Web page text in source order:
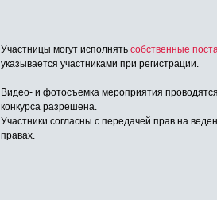
Участницы могут исполнять собственные
указывается участниками при регистрации.
Видео- и фотосъемка мероприятия
конкурса разрешена.
Участники согласны с передачей прав на
правах.